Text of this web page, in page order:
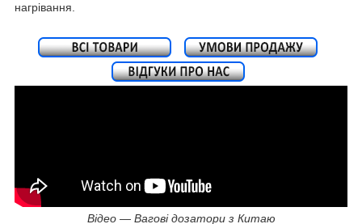
нагрівання.
Відео — Вагові дозатори з Китаю